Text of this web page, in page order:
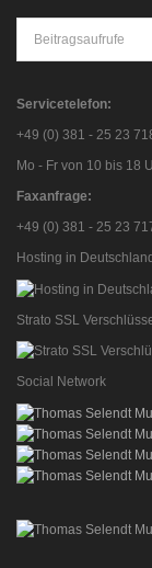
Beitragsaufrufe
Servicetelefon:
+49 (0) 381 - 25 23
Mo - Fr von 10 bis 18
Faxanfrage:
+49 (0) 381 - 25 23
Hosting in
Strato SSL
Social Network